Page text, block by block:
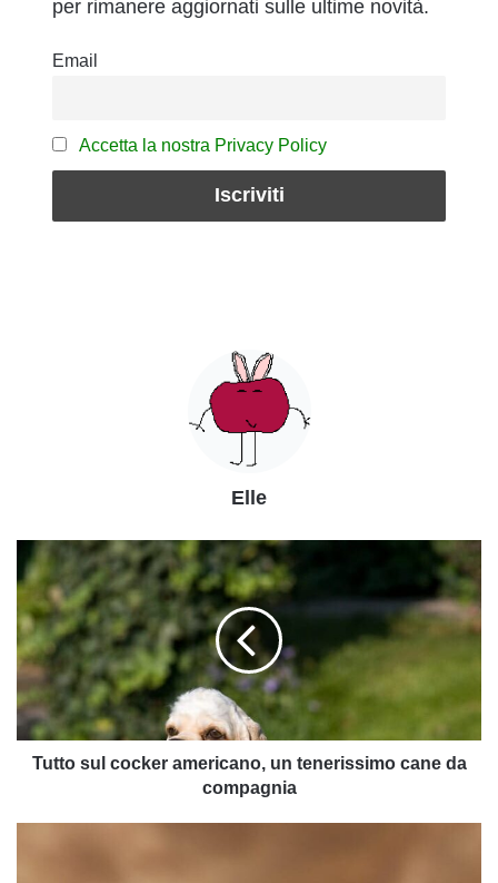
per rimanere aggiornati sulle ultime novità.
Email
Accetta la nostra Privacy Policy
Elle
Tutto
sul
cocker
americano,
un
tenerissimo
cane
da
compagnia
Tutto sul cocker americano, un tenerissimo cane da
compagnia